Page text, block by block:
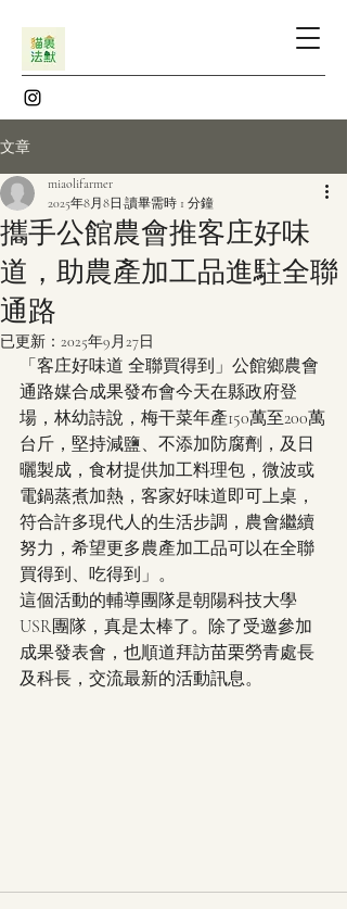
文章
攜手公館農會推客庄好味
道，助農產加工品進駐全聯
通路
miaolifarmer
2025年8月8日 讀畢需時 1 分鐘
已更新： 2025年9月27日
「客庄好味道 全聯買得到」公館鄉農會
通路媒合成果發布會今天在縣政府登
場，林幼詩說，梅干菜年產150萬至200萬
台斤，堅持減鹽、不添加防腐劑，及日
曬製成，食材提供加工料理包，微波或
電鍋蒸煮加熱，客家好味道即可上桌，
符合許多現代人的生活步調，農會繼續
努力，希望更多農產加工品可以在全聯
買得到、吃得到」。
這個活動的輔導團隊是朝陽科技大學
USR團隊，真是太棒了。除了受邀參加
成果發表會，也順道拜訪苗栗勞青處長
及科長，交流最新的活動訊息。